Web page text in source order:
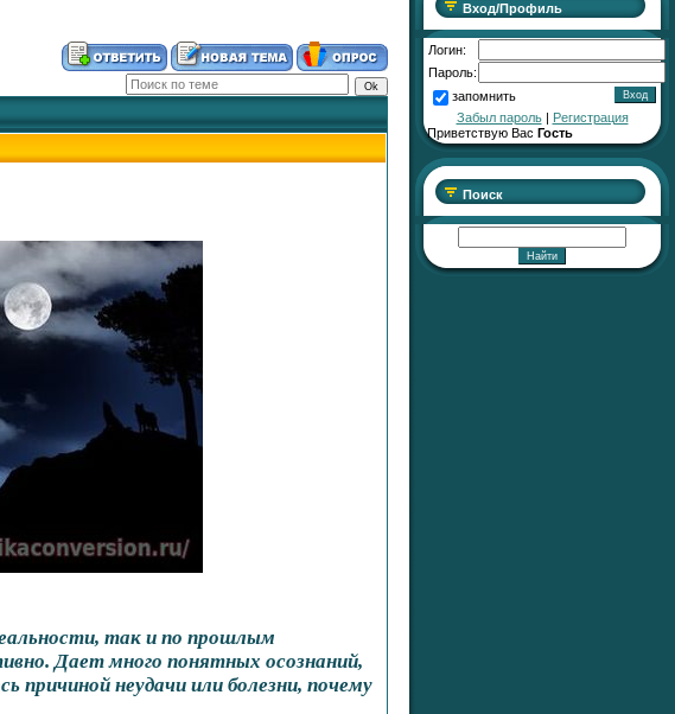
так и по прошлым
Дает много понятных осознаний,
причиной неудачи или болезни, почему
Вход/Профиль
Логин:
Пароль:
запомнить
Забыл пароль| Регистрация
Приветствую Вас Гость
Поиск